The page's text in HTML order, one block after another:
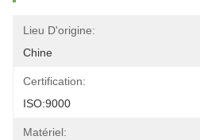
Lieu D'origine:
Chine
Certification:
ISO:9000
Matériel: